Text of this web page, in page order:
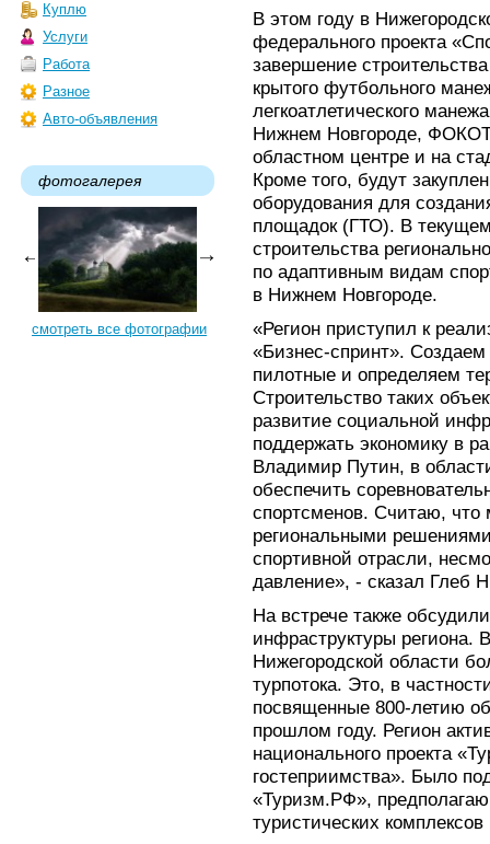
Куплю
Услуги
Работа
Разное
Авто-объявления
фотогалерея
смотреть все фотографии
В этом году в
федерального проекта
завершение
крытого футбольного
легкоатлетического
Нижнем Новгороде,
областном центре и на
Кроме того, будут
оборудования для
площадок (ГТО). В
строительства
по адаптивным видам
в Нижнем Новгороде.
«Регион приступил к
«Бизнес-спринт».
пилотные и определяем
Строительство таких
развитие социальной
поддержать экономику в
Владимир Путин, в
обеспечить
спортсменов. Считаю, что
региональными
спортивной отрасли,
давление», - сказал Глеб
На встрече также
инфраструктуры региона.
Нижегородской области
турпотока. Это, в
посвященные 800-летию
прошлом году. Регион
национального проекта
гостеприимства». Было
«Туризм.РФ»,
туристических